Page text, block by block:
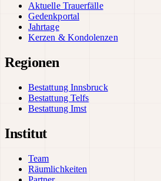
Aktuelle Trauerfälle
Gedenkportal
Jahrtage
Kerzen & Kondolenzen
Regionen
Bestattung Innsbruck
Bestattung Telfs
Bestattung Imst
Institut
Team
Räumlichkeiten